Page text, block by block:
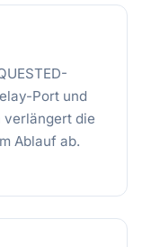
Port und
verlängert die
Ablauf ab.